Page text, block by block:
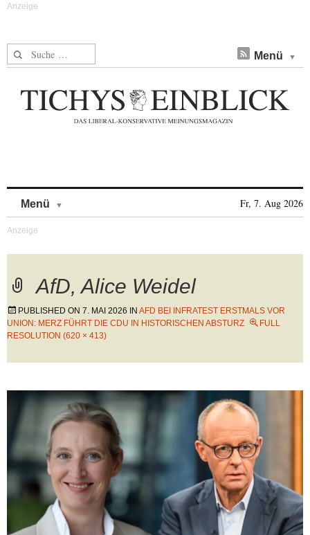
Suche nach: Menü
Menü Fr, 7. Aug 2026
AfD, Alice Weidel
PUBLISHED ON 7. MAI 2026 IN AFD BEI INFRATEST ERSTMALS VOR
UNION: MERZ FÜHRT DIE CDU IN HISTORISCHEN ABSTURZ
FULL
RESOLUTION (620 × 413)